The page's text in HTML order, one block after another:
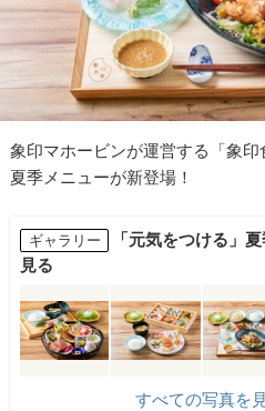
象印マホービンが運営する「象印
夏季メニューが新登場！
ギャラリー
「元気をつける」
見る
すべての写真を